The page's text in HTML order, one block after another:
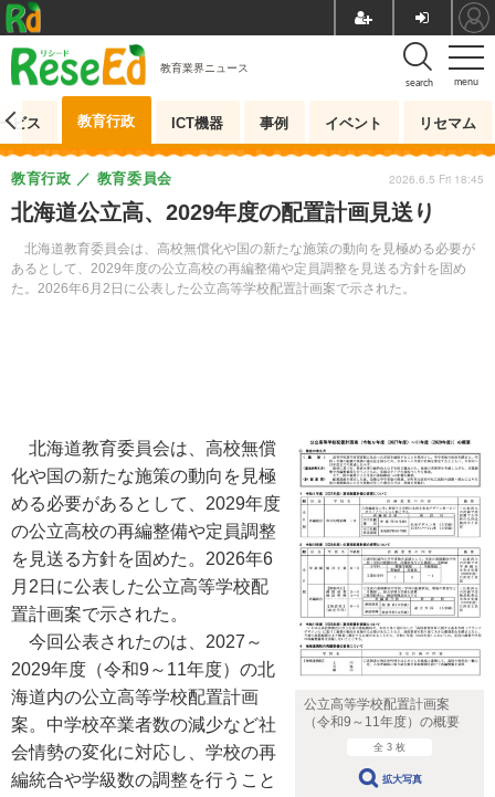
menu
search
教育業界ニュース
ビス 教育行政 ICT機器 事例 イベント リセマム
北海道公立高、2029年度の配置計画見送り
北海道教育委員会は、高校無償化や国の新たな施策の動向を見極める必要が
あるとして、2029年度の公立高校の再編整備や定員調整を見送る方針を固め
た。2026年6月2日に公表した公立高等学校配置計画案で示された。
教育行政 教育委員会 2026.6.5 Fri 18:45
公立高等学校配置計画案
（令和9～11年度）の概要
全 3 枚
拡大写真
北海道教育委員会は、高校無償
化や国の新たな施策の動向を見極
める必要があるとして、2029年度
の公立高校の再編整備や定員調整
を見送る方針を固めた。2026年6
月2日に公表した公立高等学校配
置計画案で示された。
今回公表されたのは、2027～
2029年度（令和9～11年度）の北
海道内の公立高等学校配置計画
案。中学校卒業者数の減少など社
会情勢の変化に対応し、学校の再
編統合や学級数の調整を行うこと